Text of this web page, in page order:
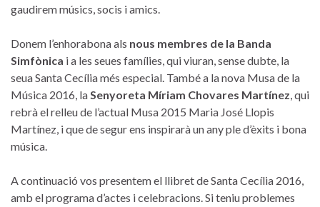
gaudirem músics, socis i amics.
Donem l’enhorabona als nous membres de la Banda
Simfònica i a les seues famílies, qui viuran, sense dubte, la
seua Santa Cecília més especial. També a la nova Musa de la
Música 2016, laSenyoreta Míriam Chovares Martínez, qui
rebrà el relleu de l’actual Musa 2015 Maria José Llopis
Martínez, i que de segur ens inspirarà un any ple d’èxits i bona
música.
A continuació vos presentem el llibret de Santa Cecília 2016,
amb el programa d’actes i celebracions. Si teniu problemes